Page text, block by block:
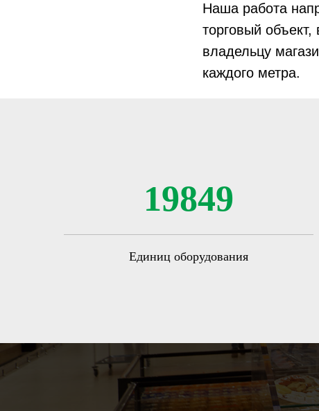
Наша работа
торговый
владельцу
каждого метра.
19849
Единиц оборудования